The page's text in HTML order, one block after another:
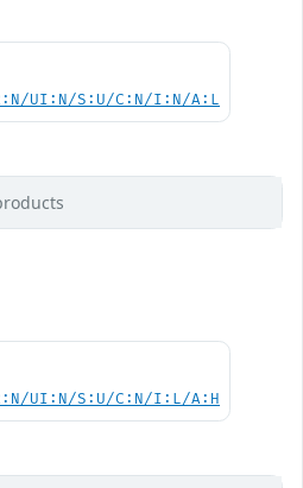
UI:N/S:U/C:N/I:N/A:L
UI:N/S:U/C:N/I:L/A:H